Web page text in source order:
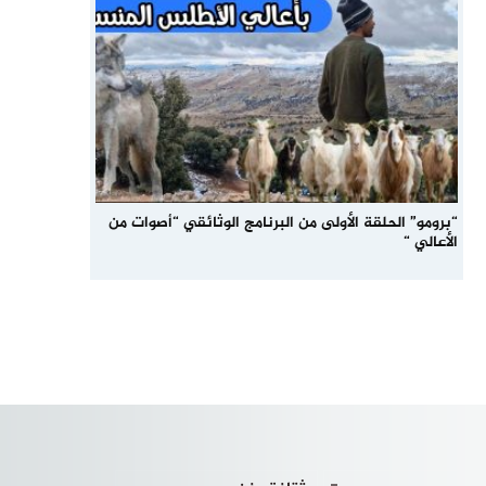
“برومو” الحلقة الأولى من البرنامج الوثائقي “أصوات من
الأعالي “